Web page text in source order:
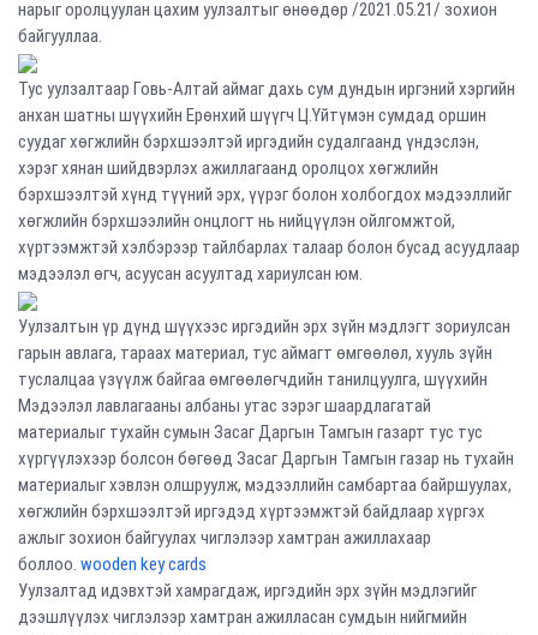
нарыг оролцуулан цахим уулзалтыг өнөөдөр /2021.05.21/ зохион
байгууллаа.
Тус уулзалтаар Говь-Алтай аймаг дахь сум дундын иргэний хэргийн
анхан шатны шүүхийн Ерөнхий шүүгч Ц.Үйтүмэн сумдад оршин
суудаг хөгжлийн бэрхшээлтэй иргэдийн судалгаанд үндэслэн,
хэрэг хянан шийдвэрлэх ажиллагаанд оролцох хөгжлийн
бэрхшээлтэй хүнд түүний эрх, үүрэг болон холбогдох мэдээллийг
хөгжлийн бэрхшээлийн онцлогт нь нийцүүлэн ойлгомжтой,
хүртээмжтэй хэлбэрээр тайлбарлах талаар болон бусад асуудлаар
мэдээлэл өгч, асуусан асуултад хариулсан юм.
Уулзалтын үр дүнд шүүхээс иргэдийн эрх зүйн мэдлэгт зориулсан
гарын авлага, тараах материал, тус аймагт өмгөөлөл, хууль зүйн
туслалцаа үзүүлж байгаа өмгөөлөгчдийн танилцуулга, шүүхийн
Мэдээлэл лавлагааны албаны утас зэрэг шаардлагатай
материалыг тухайн сумын Засаг Даргын Тамгын газарт тус тус
хүргүүлэхээр болсон бөгөөд Засаг Даргын Тамгын газар нь тухайн
материалыг хэвлэн олшруулж, мэдээллийн самбартаа байршуулах,
хөгжлийн бэрхшээлтэй иргэдэд хүртээмжтэй байдлаар хүргэх
ажлыг зохион байгуулах чиглэлээр хамтран ажиллахаар
боллоо. wooden key cards
Уулзалтад идэвхтэй хамрагдаж, иргэдийн эрх зүйн мэдлэгийг
дээшлүүлэх чиглэлээр хамтран ажилласан сумдын нийгмийн